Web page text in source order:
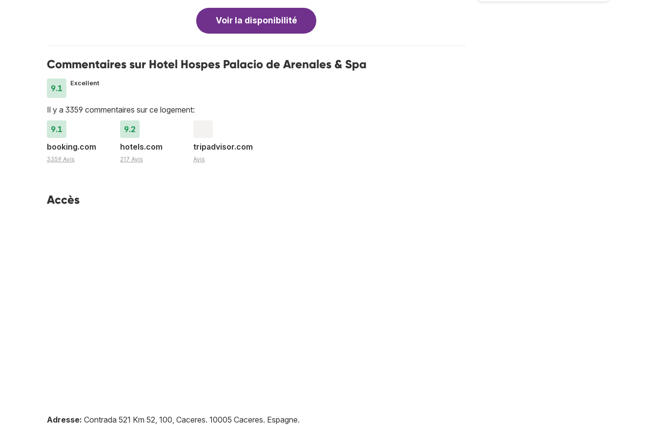
Voir la disponibilité
Commentaires sur Hotel Hospes Palacio de Arenales & Spa
9.1
Excellent
Il y a 3359 commentaires sur ce logement:
9.1
booking.com
3359 Avis
9.2
hotels.com
217 Avis
tripadvisor.com
Avis
Accès
Adresse: Contrada 521 Km 52, 100, Caceres. 10005 Caceres. Espagne.